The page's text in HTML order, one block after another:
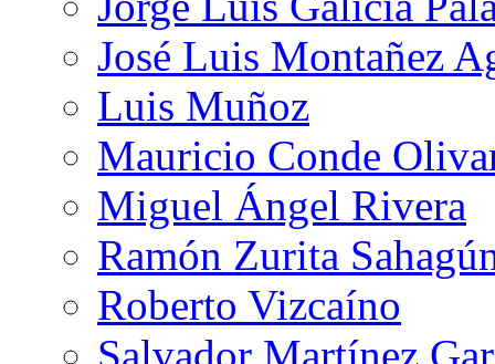
José Luis Montañez
Luis Muñoz
Mauricio Conde
Miguel Ángel Rivera
Ramón Zurita
Roberto Vizcaíno
Salvador Martínez